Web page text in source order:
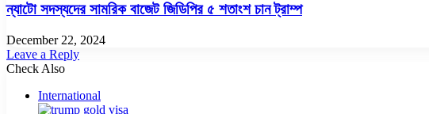
ন্যাটো সদস্যদের সামরিক বাজেট জিডিপির ৫ শতাংশ চান ট্রাম্প
December 22, 2024
Leave a Reply
Check Also
International